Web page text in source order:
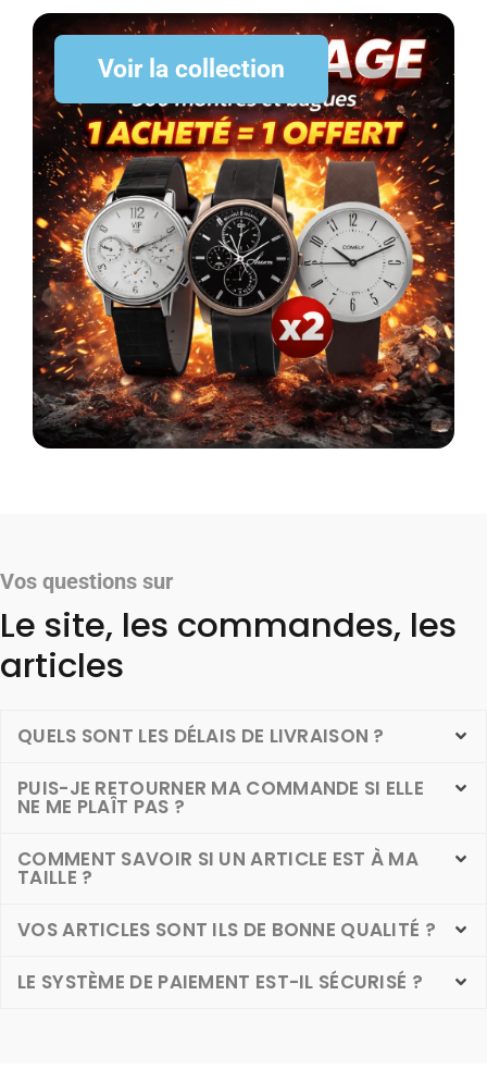
Voir la collection
Vos questions sur
Le site, les commandes, les
articles
QUELS SONT LES DÉLAIS DE LIVRAISON ?
PUIS-JE RETOURNER MA COMMANDE SI ELLE
NE ME PLAÎT PAS ?
COMMENT SAVOIR SI UN ARTICLE EST À MA
TAILLE ?
VOS ARTICLES SONT ILS DE BONNE QUALITÉ ?
LE SYSTÈME DE PAIEMENT EST-IL SÉCURISÉ ?